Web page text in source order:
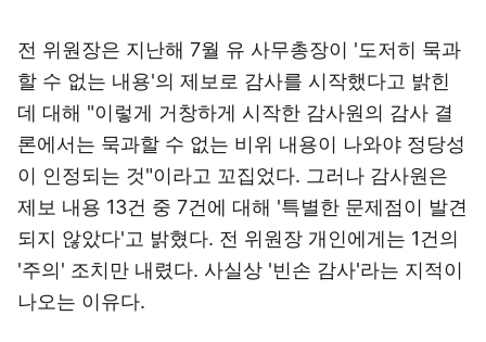
전 위원장은 지난해 7월 유 사무총장이 '도저히 묵과
할 수 없는 내용'의 제보로 감사를 시작했다고 밝힌
데 대해 "이렇게 거창하게 시작한 감사원의 감사 결
론에서는 묵과할 수 없는 비위 내용이 나와야 정당성
이 인정되는 것"이라고 꼬집었다. 그러나 감사원은
제보 내용 13건 중 7건에 대해 '특별한 문제점이 발견
되지 않았다'고 밝혔다. 전 위원장 개인에게는 1건의
'주의' 조치만 내렸다. 사실상 '빈손 감사'라는 지적이
나오는 이유다.